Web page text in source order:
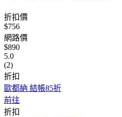
折扣價
$756
網路價
$890
5.0
(2)
折扣
歐都納 結帳85折
前往
折扣